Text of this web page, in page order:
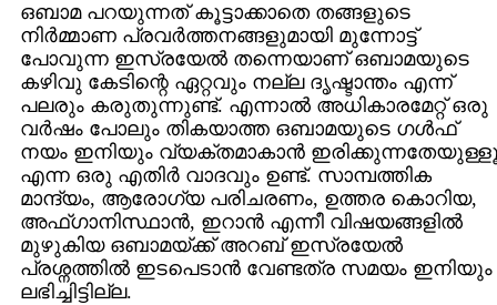
ഒബാമ പറയുന്നത് കൂട്ടാക്കാതെ തങ്ങളുടെ
നിര്‍മ്മാണ പ്രവര്‍ത്തനങ്ങളുമായി മുന്നോട്ട്
പോവുന്ന ഇസ്രയേല്‍ തന്നെയാണ് ഒബാമയുടെ
കഴിവു കേടിന്റെ ഏറ്റവും നല്ല ദൃഷ്ടാന്തം എന്ന്
പലരും കരുതുന്നുണ്ട്. എന്നാല്‍ അധികാരമേറ്റ് ഒരു
വര്‍ഷം പോലും തികയാത്ത ഒബാമയുടെ ഗള്‍ഫ്
നയം ഇനിയും വ്യക്തമാകാന്‍
എന്ന ഒരു എതിര്‍ വാദവും ഉണ്ട്. സാമ്പത്തിക
മാന്ദ്യം, ആരോഗ്യ പരിചരണം, ഉത്തര കൊറിയ,
അഫ്ഗാനിസ്ഥാന്‍, ഇറാന്‍ എന്നീ വിഷയങ്ങളില്‍
മുഴുകിയ ഒബാമയ്ക്ക് അറബ് ഇസ്രയേല്‍
പ്രശ്നത്തില്‍ ഇടപെടാന്‍ വേണ്ടത്ര സമയം ഇനിയും
ലഭിച്ചിട്ടില്ല.